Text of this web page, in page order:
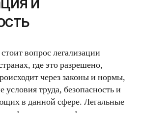
вопрос легализации
где это разрешено,
через законы и нормы,
труда, безопасность и
в данной сфере. Легальные